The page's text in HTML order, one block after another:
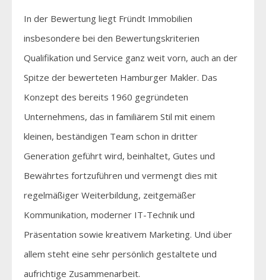
In der Bewertung liegt Fründt Immobilien
insbesondere bei den Bewertungskriterien
Qualifikation und Service ganz weit vorn, auch an der
Spitze der bewerteten Hamburger Makler. Das
Konzept des bereits 1960 gegründeten
Unternehmens, das in familiärem Stil mit einem
kleinen, beständigen Team schon in dritter
Generation geführt wird, beinhaltet, Gutes und
Bewährtes fortzuführen und vermengt dies mit
regelmäßiger Weiterbildung, zeitgemäßer
Kommunikation, moderner IT-Technik und
Präsentation sowie kreativem Marketing. Und über
allem steht eine sehr persönlich gestaltete und
aufrichtige Zusammenarbeit.